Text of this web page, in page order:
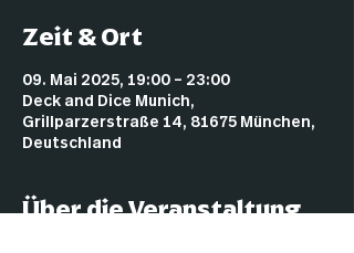
Zeit & Ort
09. Mai 2025, 19:00 – 23:00
Deck and Dice Munich,
Grillparzerstraße 14, 81675 München,
Deutschland
Über die Veranstaltung